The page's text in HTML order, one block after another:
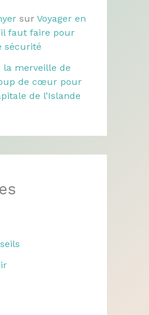
sur Voyager en
faut faire pour
sécurité
la merveille de
de cœur pour
de l’Islande